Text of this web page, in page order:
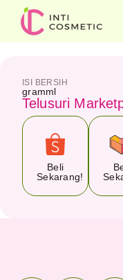
ISI BERSIH
gramml
Telusuri
Beli
Sekarang!